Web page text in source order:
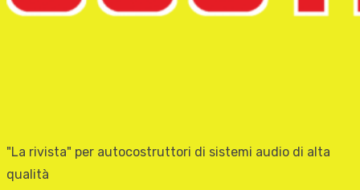
"La rivista" per autocostruttori di sistemi audio di alta
qualità